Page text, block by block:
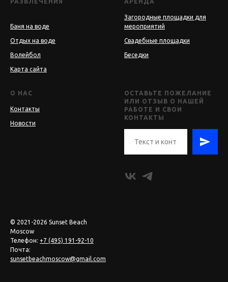
РАЗВЛЕЧЕНИЯ
Баня на воде
Отдых на воде
Волейбол
Карта сайта
АРЕНДА
Загородные площадки для
мероприятий
Свадебные площадки
Беседки
О НАС
Контакты
Новости
ОСТАВЬТЕ ПОЖЕЛАНИЕ
ИЛИ ОТЗЫВ О НАШЕЙ
РАБОТЕ И СВОИ
КОНТАКТЫ
© 2021-2026 Sunset Beach
Moscow
Телефон: +7 (495) 191-92-10
Почта:
sunsetbeachmoscow@gmail.com